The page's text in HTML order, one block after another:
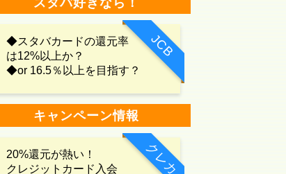
JCB
◆スタバカードの還元率
は12%以上か？
◆or 16.5％以上を目指す？
キャンペーン情報
クレカ
20%還元が熱い！
クレジットカード入会